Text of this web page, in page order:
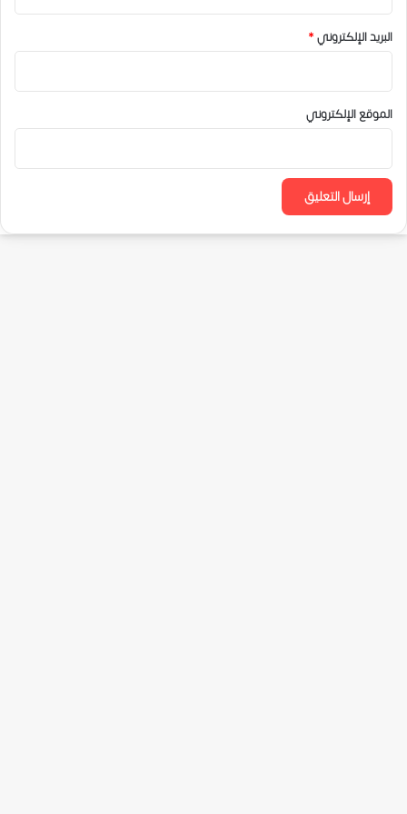
البريد الإلكتروني*
الموقع الإلكتروني